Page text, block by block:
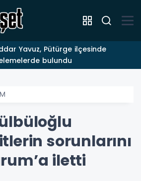
bulundu
sorunlarını
iletti